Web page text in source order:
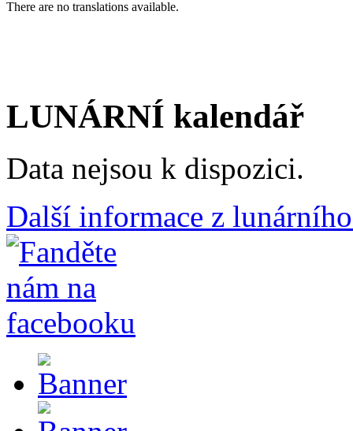
There are no translations available.
LUNÁRNÍ kalendář
Data nejsou k dispozici.
Další informace z